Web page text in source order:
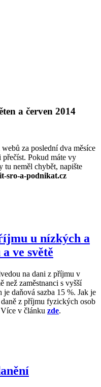
a červen 2014
za poslední dva měsíce
přečíst. Pokud máte vy
tu neměl chybět, napište
sro-a-podnikat.cz
u nízkých a
ve světě
na dani z příjmu v
než zaměstnanci s vyšší
daňová sazba 15 %. Jak je
z příjmu fyzických osob
v článku zde.